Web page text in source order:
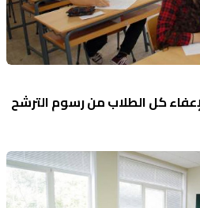
كل الطلاب من رسوم الترشح